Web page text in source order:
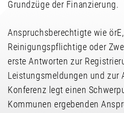
Grundzüge der Finanzierung.
Anspruchsberechtigte wie
Reinigungspflichtige oder
erste Antworten zur
Leistungsmeldungen und zur
Konferenz legt einen
Kommunen ergebenden